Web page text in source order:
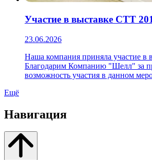
Участие в выставке СТТ
23.06.2026
Наша компания приняла участие в
Благодарим Компанию "Шелл" за
возможность участия в данном
Ещё
Навигация